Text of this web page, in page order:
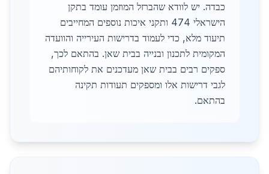
כבדה. יש לוודא שהברזל המוזמן עומד בתקן
הישראלי 474 ותקני איכות נוספים המחייבים
תיעוד מלא, כדי לעמוד בדרישות העירייה והוועדה
המקומית לתכנון ובנייה בבית שאן. בהתאם לכך,
ספקים רבים בבית שאן מעדכנים את לקוחותיהם
לגבי דרישות אלו ומספקים תעודות תקינה
בהתאם.